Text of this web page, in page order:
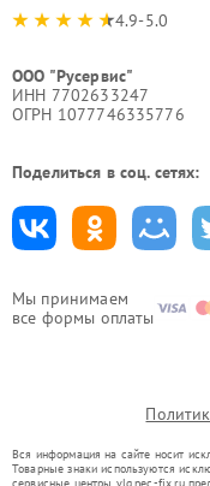
Мы принимаем
все формы оплаты
4.9-5.0
ООО "Русервис"
ИНН 7702633247
ОГРН 1077746335776
Поделиться в соц. сетях:
Вся информация на сайте носит
Товарные знаки используются